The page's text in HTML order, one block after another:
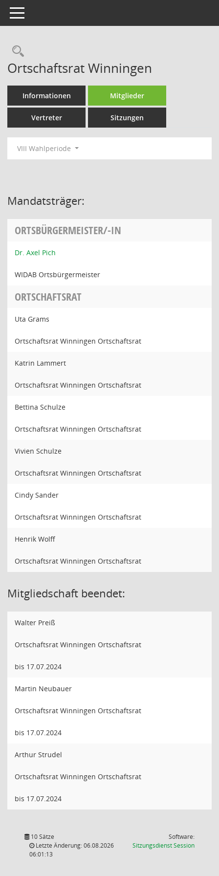
Toggle navigation
Rechercheauswahl
Ortschaftsrat Winningen
Informationen Mitglieder
Vertreter Sitzungen
VIII Wahlperiode
Mandatsträger:
ORTSBÜRGERMEISTER/-IN
Dr. Axel Pich
WIDAB Ortsbürgermeister
ORTSCHAFTSRAT
Uta Grams
Ortschaftsrat Winningen Ortschaftsrat
Katrin Lammert
Ortschaftsrat Winningen Ortschaftsrat
Bettina Schulze
Ortschaftsrat Winningen Ortschaftsrat
Vivien Schulze
Ortschaftsrat Winningen Ortschaftsrat
Cindy Sander
Ortschaftsrat Winningen Ortschaftsrat
Henrik Wolff
Ortschaftsrat Winningen Ortschaftsrat
Mitgliedschaft beendet:
Walter Preiß
Ortschaftsrat Winningen Ortschaftsrat
bis 17.07.2024
Martin Neubauer
Ortschaftsrat Winningen Ortschaftsrat
bis 17.07.2024
Arthur Strudel
Ortschaftsrat Winningen Ortschaftsrat
bis 17.07.2024
10 Sätze
Letzte Änderung: 06.08.2026
06:01:13
Software:
SitzungsdienstSession(Wird in